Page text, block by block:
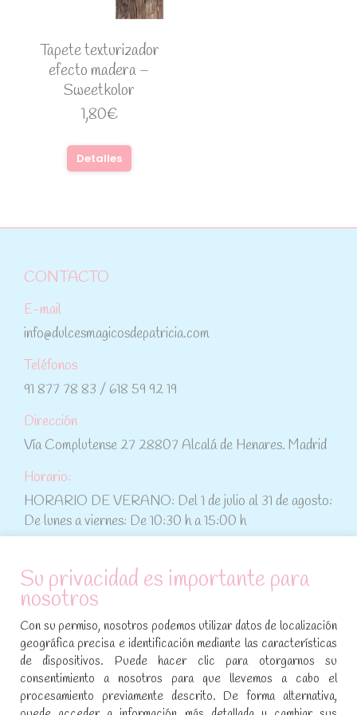
Tapete texturizador
efecto madera –
Sweetkolor
1,80€
Detalles
CONTACTO
E-mail
info@dulcesmagicosdepatricia.com
Teléfonos
91 877 78 83 / 618 59 92 19
Dirección
Vía Complutense 27 28807 Alcalá de Henares. Madrid
Horario:
HORARIO DE VERANO: Del 1 de julio al 31 de agosto:
De lunes a viernes: De 10:30 h a 15:00 h
ATENCIÓN AL CLIENTE
Condiciones de compra
Aviso legal y política de privacidad
Política de cookies
Su privacidad es importante para
nosotros
Con su permiso, nosotros podemos utilizar datos de localización
geográfica precisa e identificación mediante las características
de dispositivos. Puede hacer clic para otorgarnos su
consentimiento a nosotros para que llevemos a cabo el
procesamiento previamente descrito. De forma alternativa,